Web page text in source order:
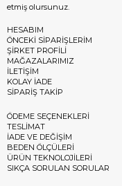
etmiş olursunuz.
HESABIM
ÖNCEKİ SİPARİŞLERİM
ŞİRKET PROFİLİ
MAĞAZALARIMIZ
İLETİŞİM
KOLAY İADE
SİPARİŞ TAKİP
ÖDEME SEÇENEKLERİ
TESLİMAT
İADE VE DEĞİŞİM
BEDEN ÖLÇÜLERİ
ÜRÜN TEKNOLOJİLERİ
SIKÇA SORULAN SORULAR